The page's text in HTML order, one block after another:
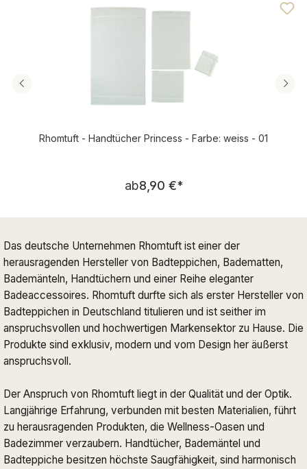
Rhomtuft - Handtücher Princess - Farbe: weiss - 01
Regulärer Preis:
ab8,90 €*
Das deutsche Unternehmen Rhomtuft ist einer der
herausragenden Hersteller von Badteppichen, Badematten,
Bademänteln, Handtüchern und einer Reihe eleganter
Badeaccessoires. Rhomtuft durfte sich als erster Hersteller von
Badteppichen in Deutschland titulieren und ist seither im
anspruchsvollen und hochwertigen Markensektor zu Hause. Die
Produkte sind exklusiv, modern und vom Design her äußerst
anspruchsvoll.
Der Anspruch von Rhomtuft liegt in der Qualität und der Optik.
Langjährige Erfahrung, verbunden mit besten Materialien, führt
zu herausragenden Produkten, die Wellness-Oasen und
Badezimmer verzaubern. Handtücher, Bademäntel und
Badteppiche besitzen höchste Saugfähigkeit, sind harmonisch